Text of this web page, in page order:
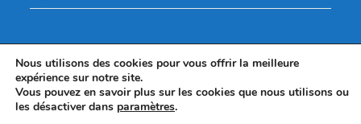
Nous utilisons des cookies pour vous offrir la meilleure
expérience sur notre site.
Vous pouvez en savoir plus sur les cookies que nous utilisons ou
les désactiver dans paramètres.